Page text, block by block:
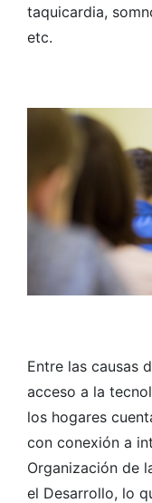
taquicardia,
etc.
Entre las causas
acceso a la
los hogares
con conexión a
Organización de
el Desarrollo, lo